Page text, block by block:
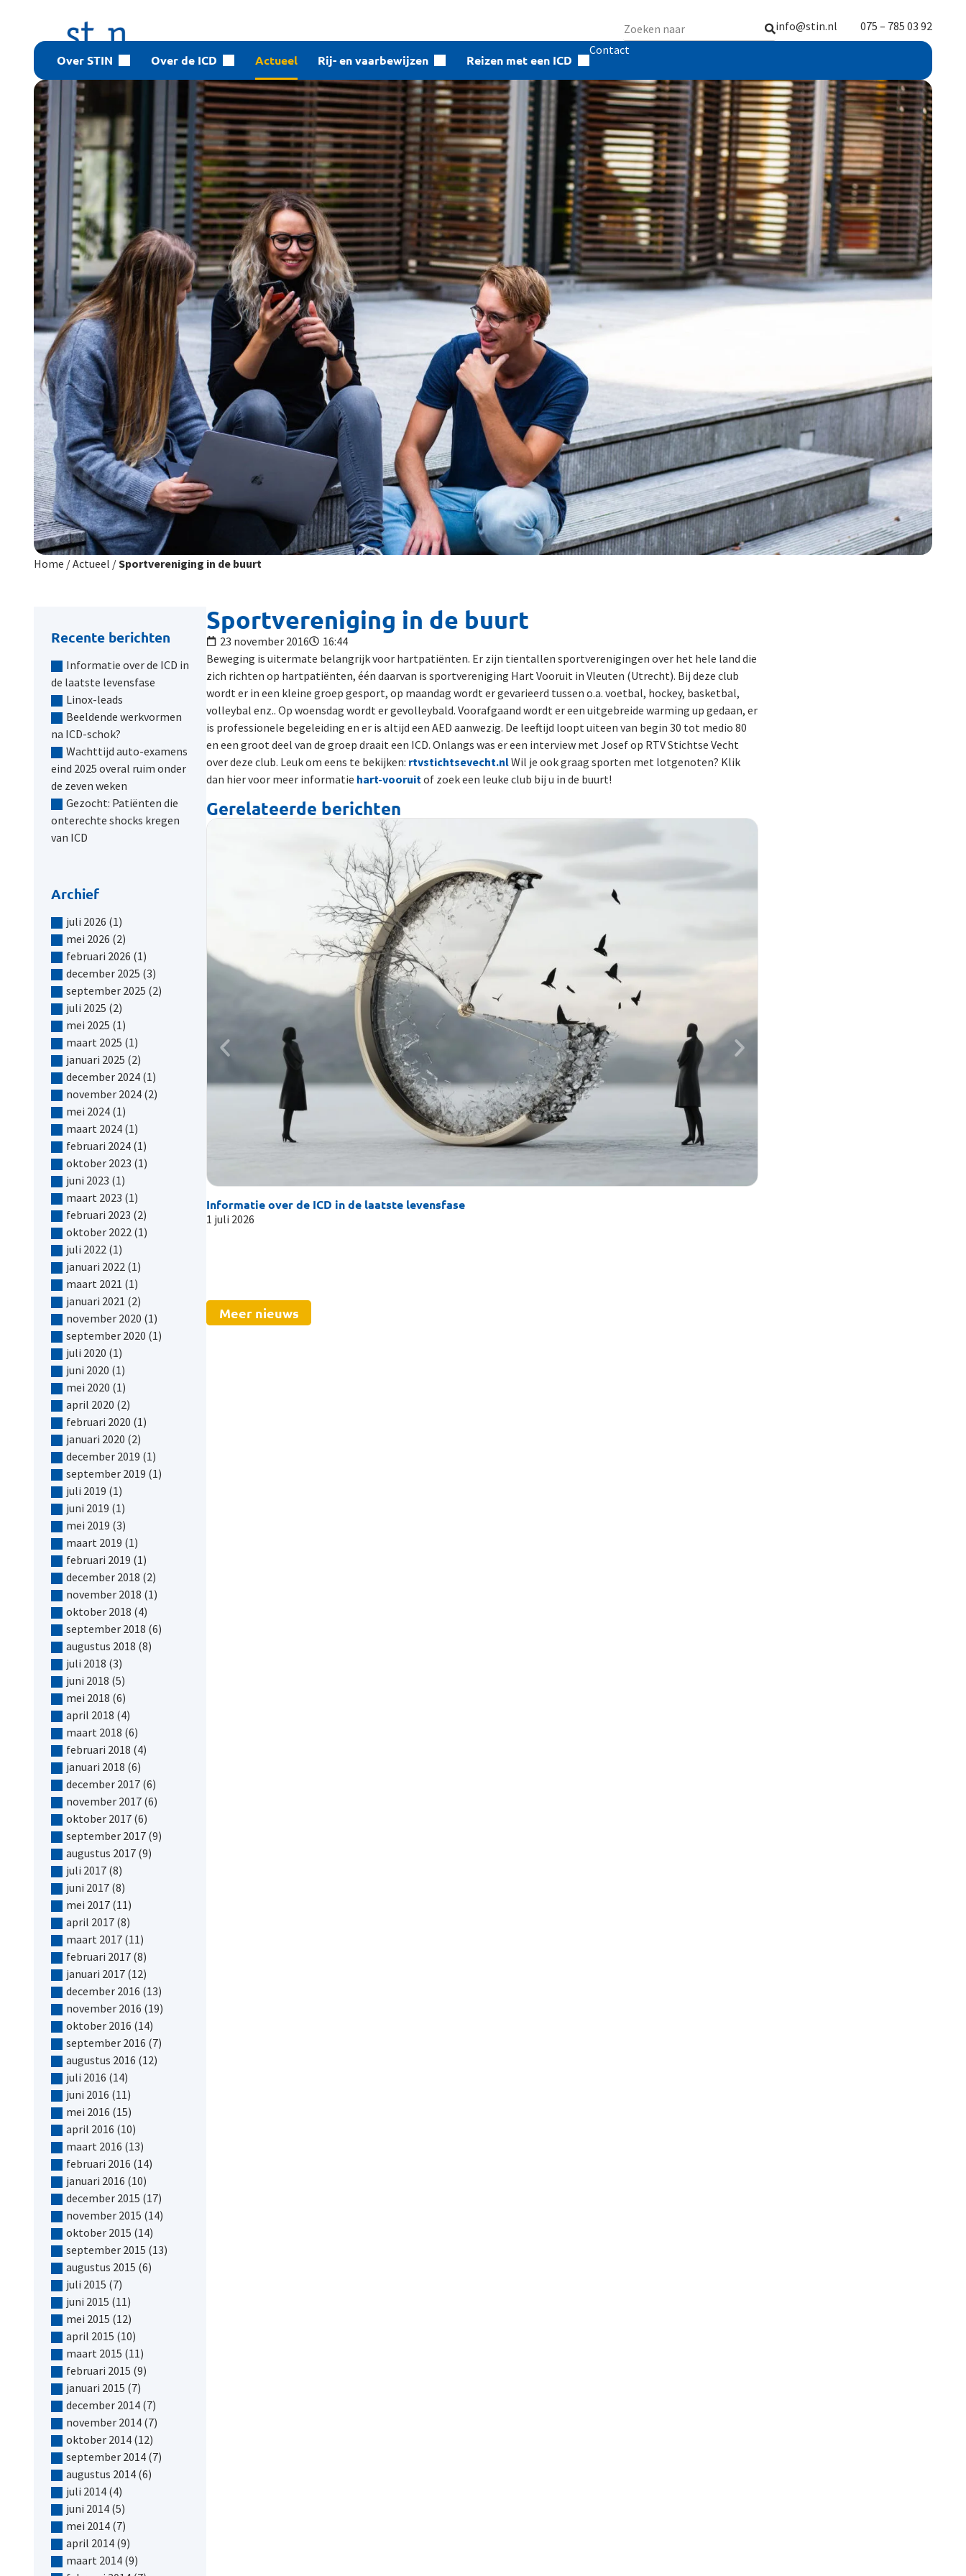
info@stin.nl 075 – 785 03 92
Over STIN Over de ICD Actueel Rij- en vaarbewijzen Reizen met een ICD
Contact
Home /Actueel /Sportvereniging in de buurt
Recente berichten
Informatie over de ICD in
de laatste levensfase
Linox-leads
Beeldende werkvormen
na ICD-schok?
Wachttijd auto-examens
eind 2025 overal ruim onder
de zeven weken
Gezocht: Patiënten die
onterechte shocks kregen
van ICD
Archief
juli 2026 (1)
mei 2026 (2)
februari 2026 (1)
december 2025 (3)
september 2025 (2)
juli 2025 (2)
mei 2025 (1)
maart 2025 (1)
januari 2025 (2)
december 2024(1)
november 2024(2)
mei 2024(1)
maart 2024(1)
februari 2024(1)
oktober 2023 (1)
juni 2023 (1)
maart 2023 (1)
februari 2023 (2)
oktober 2022 (1)
juli 2022 (1)
januari 2022 (1)
maart 2021 (1)
januari 2021 (2)
november 2020 (1)
september 2020 (1)
juli 2020 (1)
juni 2020 (1)
mei 2020 (1)
april 2020 (2)
februari 2020 (1)
januari 2020 (2)
december 2019 (1)
september 2019 (1)
juli 2019 (1)
juni 2019 (1)
mei 2019 (3)
maart 2019 (1)
februari 2019 (1)
december 2018 (2)
november 2018 (1)
oktober 2018 (4)
september 2018 (6)
augustus 2018 (8)
juli 2018 (3)
juni 2018 (5)
mei 2018 (6)
april 2018 (4)
maart 2018 (6)
februari 2018 (4)
januari 2018 (6)
december 2017(6)
november 2017(6)
oktober 2017(6)
september 2017(9)
augustus 2017(9)
juli 2017(8)
juni 2017(8)
mei 2017(11)
april 2017(8)
maart 2017(11)
februari 2017(8)
januari 2017(12)
december 2016 (13)
november 2016 (19)
oktober 2016 (14)
september 2016 (7)
augustus 2016 (12)
juli 2016 (14)
juni 2016 (11)
mei 2016 (15)
april 2016 (10)
maart 2016 (13)
februari 2016 (14)
januari 2016 (10)
december 2015 (17)
november 2015 (14)
oktober 2015 (14)
september 2015 (13)
augustus 2015 (6)
juli 2015 (7)
juni 2015 (11)
mei 2015 (12)
april 2015 (10)
maart 2015 (11)
februari 2015 (9)
januari 2015 (7)
december 2014(7)
november 2014(7)
oktober 2014(12)
september 2014(7)
augustus 2014(6)
juli 2014(4)
juni 2014(5)
mei 2014(7)
april 2014(9)
maart 2014(9)
Sportvereniging in de buurt
23 november 2016
16:44
Beweging is uitermate belangrijk voor hartpatiënten. Er zijn tientallen sportverenigingen over het hele land die
zich richten op hartpatiënten, één daarvan is sportvereniging Hart Vooruit in Vleuten (Utrecht). Bij deze club
wordt er in een kleine groep gesport, op maandag wordt er gevarieerd tussen o.a. voetbal, hockey, basketbal,
volleybal enz.. Op woensdag wordt er gevolleybald. Voorafgaand wordt er een uitgebreide warming up gedaan, er
is professionele begeleiding en er is altijd een AED aanwezig. De leeftijd loopt uiteen van begin 30 tot medio 80
en een groot deel van de groep draait een ICD. Onlangs was er een interview met Josef op RTV Stichtse Vecht
over deze club. Leuk om eens te bekijken: rtvstichtsevecht.nlWil je ook graag sporten met lotgenoten? Klik
dan hier voor meer informatie hart-vooruit of zoek een leuke club bij u in de buurt!
Gerelateerde berichten
Informatie over de ICD in de laatste levensfase
1 juli 2026
Meer nieuws